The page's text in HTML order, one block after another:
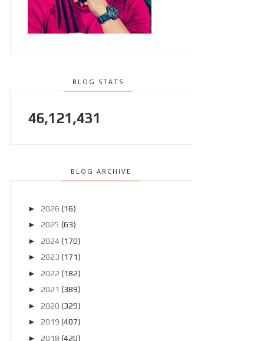
BLOG STATS
46,121,431
BLOG ARCHIVE
► 2026 (16)
► 2025 (63)
► 2024 (170)
► 2023 (171)
► 2022 (182)
► 2021 (389)
► 2020 (329)
► 2019 (407)
► 2018 (420)